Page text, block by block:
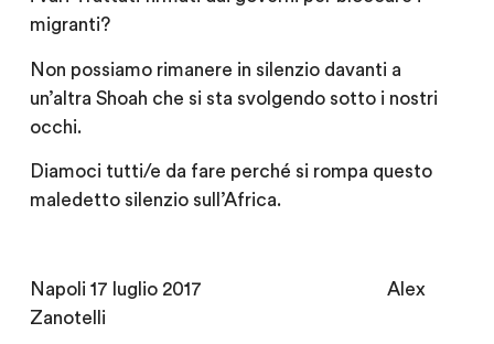
migranti?
Non possiamo rimanere in silenzio davanti a
un’altra Shoah che si sta svolgendo sotto i nostri
occhi.
Diamoci tutti/e da fare perché si rompa questo
maledetto silenzio sull’Africa.
Napoli 17 luglio 2017 Alex
Zanotelli